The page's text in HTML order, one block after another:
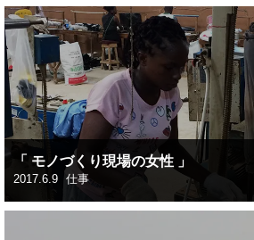
「 モノづくり現場の女性 」
2017.6.9 仕事